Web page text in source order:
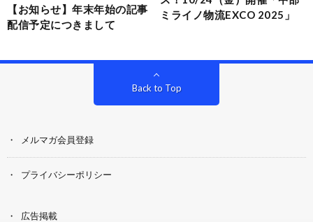
【お知らせ】年末年始の記事
配信予定につきまして
ミライノ物流EXCO 2025」
Back to Top
メルマガ会員登録
プライバシーポリシー
広告掲載